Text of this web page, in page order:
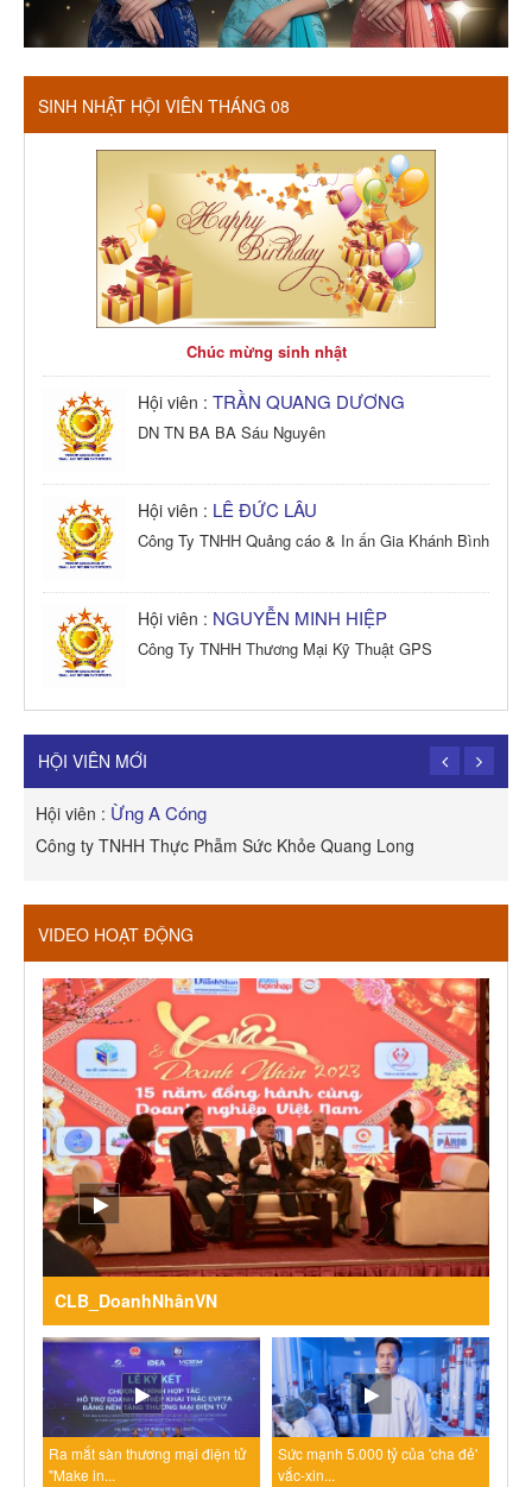
SINH NHẬT HỘI VIÊN THÁNG 08
Chúc mừng sinh nhật
Hội viên : TRẦN QUANG DƯƠNG
DN TN BA BA Sáu Nguyên
Hội viên : LÊ ĐỨC LÂU
Công Ty TNHH Quảng cáo & In ấn Gia Khánh Bình
Hội viên : NGUYỄN MINH HIỆP
Công Ty TNHH Thương Mại Kỹ Thuật GPS
Công Ty TNHH Dịch vụ Cuộc Sống Hạnh Phúc
HỘI VIÊN MỚI
Hội viên : THÁI THỊ NGỌC HƯƠNG
ROYAL APEC (HỘI AN)
VIDEO HOẠT ĐỘNG
CLB_DoanhNhânVN
Ra mắt sàn thương mại điện tử
"Make in...
Sức mạnh 5.000 tỷ của 'cha đẻ'
vắc-xin...